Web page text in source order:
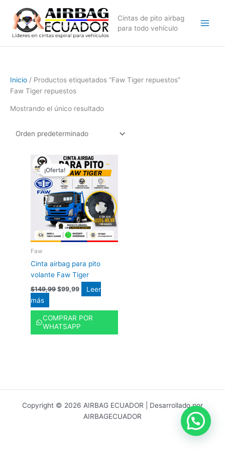
contenido
Cintas de pito airbag
para todo vehículo
Inicio / Productos etiquetados “Faw Tiger repuestos”
Faw Tiger repuestos
Mostrando el único resultado
¡Oferta!
Faw
Cinta airbag para pito
volante Faw Tiger
$149,99
precio
original
era:
$149,99.
$99,99
El
precio
actual
es:
$99,99.
Leer
más
COMPRAR POR
WHATSAPP
Copyright © 2026 AIRBAG ECUADOR | Desarrollado por
AIRBAGECUADOR